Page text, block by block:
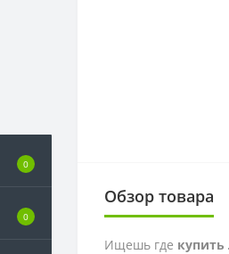
0
0
Обзор товара
Ищешь где купить